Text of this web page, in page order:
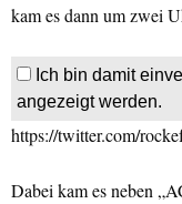
kam es dann um zwei
Ich bin damit
angezeigt werden.
https://twitter.com/
Dabei kam es neben